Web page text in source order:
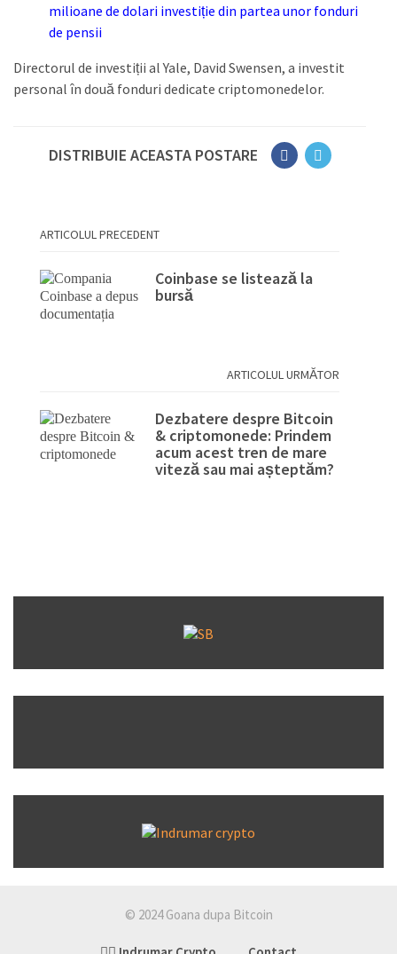
milioane de dolari investiție din partea unor fonduri
de pensii
Directorul de investiții al Yale, David Swensen, a investit
personal în două fonduri dedicate criptomonedelor.
DISTRIBUIE ACEASTA POSTARE
ARTICOLUL PRECEDENT
Coinbase se listează la
bursă
ARTICOLUL URMĂTOR
Dezbatere despre Bitcoin
& criptomonede: Prindem
acum acest tren de mare
viteză sau mai așteptăm?
© 2024 Goana dupa Bitcoin